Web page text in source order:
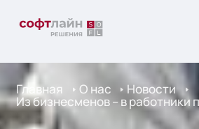
Главная О нас Новости
Из бизнесменов – в работники